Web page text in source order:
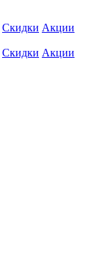
Скидки Акции
Скидки Акции